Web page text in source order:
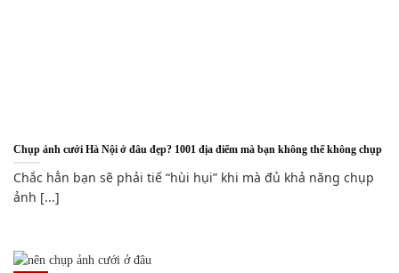
Chụp ảnh cưới Hà Nội ở đâu đẹp? 1001 địa điểm mà bạn không thể không chụp
Chắc hẳn bạn sẽ phải tiế “hùi hụi” khi mà đủ khả năng chụp
ảnh [...]